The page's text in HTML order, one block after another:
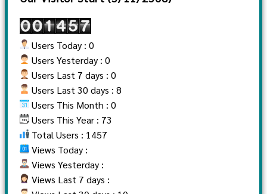
Users Today : 0
Users Yesterday : 0
Users Last 7 days : 0
Users Last 30 days : 8
Users This Month : 0
Users This Year : 73
Total Users : 1457
Views Today :
Views Yesterday :
Views Last 7 days :